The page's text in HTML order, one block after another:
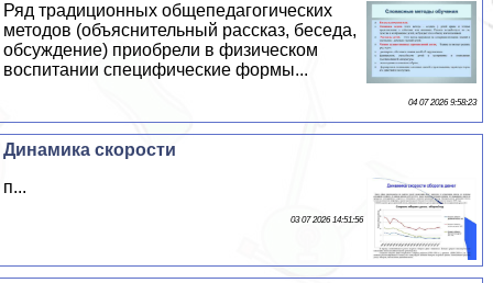
Ряд традиционных общепедагогических
методов (объяснительный рассказ, беседа,
обсуждение) приобрели в физическом
воспитании специфические формы...
04 07 2026 9:58:23
Динамика скорости
п...
03 07 2026 14:51:56